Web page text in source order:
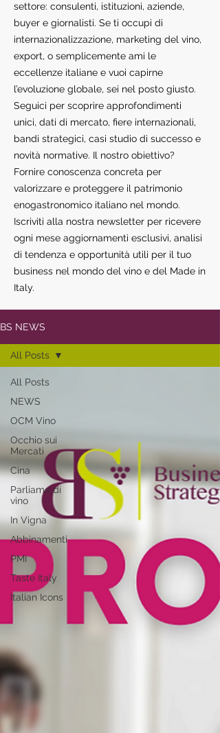
settore: consulenti, istituzioni, aziende,
buyer e giornalisti. Se ti occupi di
internazionalizzazione, marketing del vino,
export, o semplicemente ami le
eccellenze italiane e vuoi capirne
l’evoluzione globale, sei nel posto giusto.
Seguici per scoprire approfondimenti
unici, dati di mercato, fiere internazionali,
bandi strategici, casi studio di successo e
novità normative. Il nostro obiettivo?
Fornire conoscenza concreta per
valorizzare e proteggere il patrimonio
enogastronomico italiano nel mondo.
Iscriviti alla nostra newsletter per ricevere
ogni mese aggiornamenti esclusivi, analisi
di tendenza e opportunità utili per il tuo
business nel mondo del vino e del Made in
Italy.
BS NEWS
All Posts
NEWS
OCM Vino
Occhio sui
Mercati
Cina
Parliamo di
vino
In Vigna
Abbinamenti
PMI
Taste Italy
Italian Icons
All Posts